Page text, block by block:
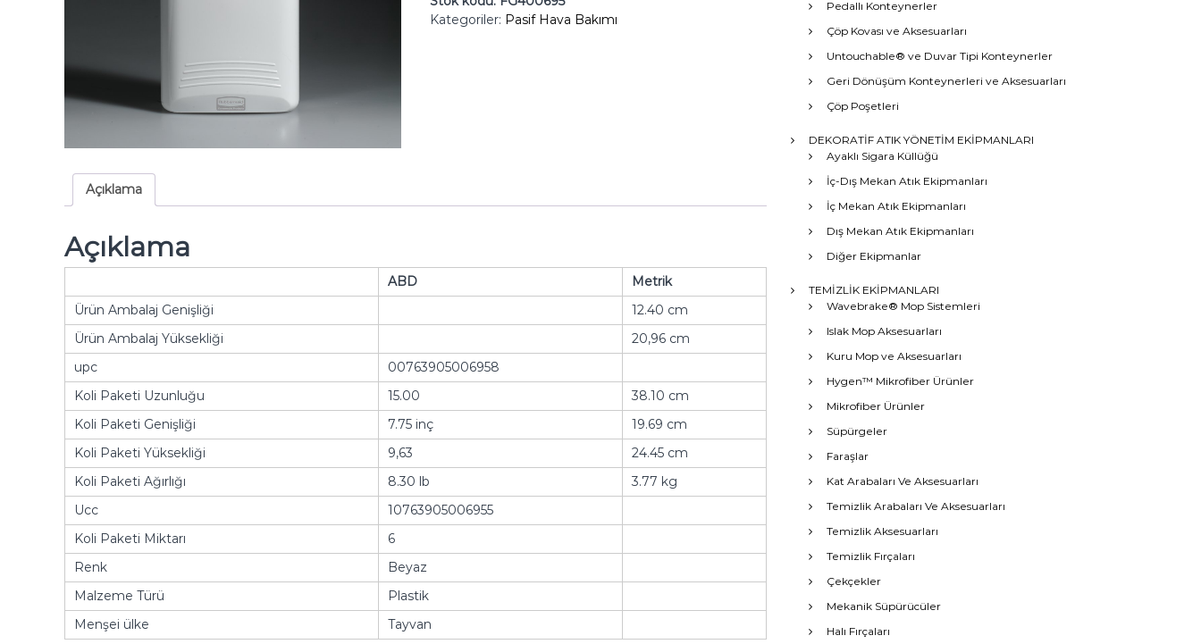
Kategoriler: Pasif Hava Bakımı
Açıklama
Açıklama
ABD
Metrik
Ürün Ambalaj Genişliği
12.40 cm
Ürün Ambalaj Yüksekliği
20,96 cm
upc
00763905006958
Koli Paketi Uzunluğu
15.00
38.10 cm
Koli Paketi Genişliği
7.75 inç
19.69 cm
Koli Paketi Yüksekliği
9,63
24.45 cm
Koli Paketi Ağırlığı
8.30 lb
3.77 kg
Ucc
10763905006955
Koli Paketi Miktarı
6
Renk
Beyaz
Malzeme Türü
Plastik
Menşei ülke
Tayvan
Pedallı Konteynerler
Çöp Kovası ve Aksesuarları
Untouchable® ve Duvar Tipi Konteynerler
Geri Dönüşüm Konteynerleri ve Aksesuarları
Çöp Poşetleri
DEKORATİF ATIK YÖNETİM EKİPMANLARI
Ayaklı Sigara Küllüğü
İç-Dış Mekan Atık Ekipmanları
İç Mekan Atık Ekipmanları
Dış Mekan Atık Ekipmanları
Diğer Ekipmanlar
TEMİZLİK EKİPMANLARI
Wavebrake® Mop Sistemleri
Islak Mop Aksesuarları
Kuru Mop ve Aksesuarları
Hygen™ Mikrofiber Ürünler
Mikrofiber Ürünler
Süpürgeler
Faraşlar
Kat Arabaları Ve Aksesuarları
Temizlik Arabaları Ve Aksesuarları
Temizlik Aksesuarları
Temizlik Fırçaları
Çekçekler
Mekanik Süpürücüler
Halı Fırçaları